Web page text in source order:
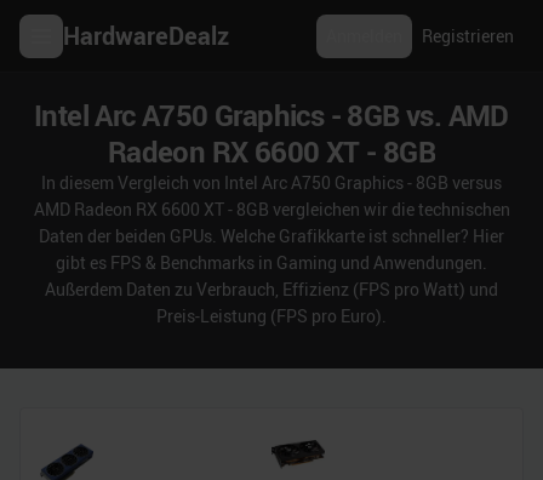
HardwareDealz Registrieren
Intel Arc A750 Graphics - 8GB vs. AMD
Radeon RX 6600 XT - 8GB
In diesem Vergleich von Intel Arc A750 Graphics - 8GB versus
AMD Radeon RX 6600 XT - 8GB vergleichen wir die technischen
Daten der beiden GPUs. Welche Grafikkarte ist schneller? Hier
gibt es FPS & Benchmarks in Gaming und Anwendungen.
Außerdem Daten zu Verbrauch, Effizienz (FPS pro Watt) und
Preis-Leistung (FPS pro Euro).